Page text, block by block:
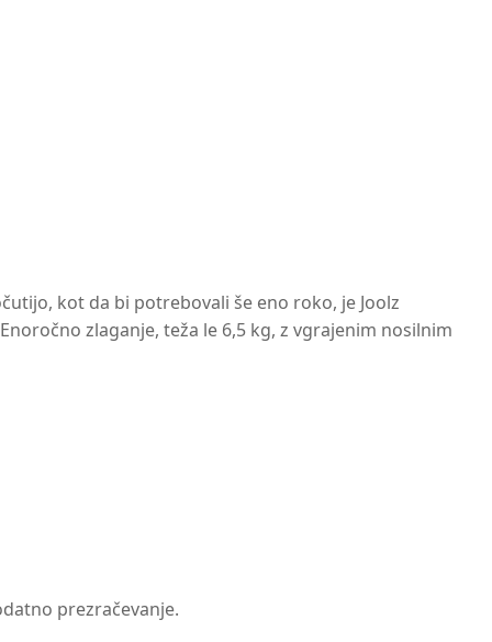
kot da bi potrebovali še eno roko, je Joolz
zlaganje, teža le 6,5 kg, z vgrajenim nosilnim
prezračevanje.